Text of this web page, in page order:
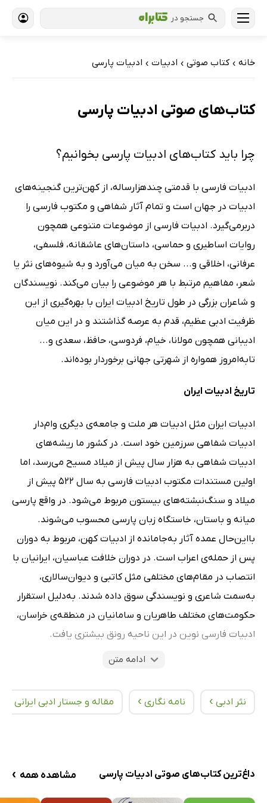
جستجو در
خانه › کتاب‌ صوتی › ادبیات › ادبیات پارسی
کتاب‌های صوتی ادبیات پارسی
چرا باید کتاب‌های ادبیات پارسی بخوانیم؟
ادبیات فارسی با قدمتی چندهزارساله، از کهن‌ترین گنجینه‌های
ادبیات در جهان است و تمام آثار شفاهی و مکتوب فارسی را
دربرمی‌گیرد. ادبیات فارسی از موضوعات متنوعی همچون
روایات اساطیری و حماسی، داستان‌های عاشقانه، فلسفی،
عرفانی، اخلاقی و... سخن به میان می‌آورد و به‌ شیوه‌های نثر یا
شعر، مفاهیم مرتبط با هر موضوعی را بیان می‌کند. نویسندگان
و شاعران بزرگی در طول تاریخ ادبیات ایران با بهره‌گیری از این
ظرفیت ادبی عظیم، قدم به عرصه گذاشتند و در این میان
ادیبانی همچون مولانا، خیام، فردوسی، حافظ، سعدی و...
تابه‌امروز همواره از شهرتی جهانی برخوردار بوده‌اند.
تاریخ ادبیات ایران
ادبیات ایران مثل ادبیات هر ملت و جامعه‌ی دیگری وام‌دار
ادبیات شفاهی سرزمین خود است. در کشور ما ریشه‌های
ادبیات شفاهی به هزار سال پیش از میلاد مسیح می‌رسد، اما
اولین مستندات مکتوب ادبیات فارسی به سال 522 پیش از
میلاد و سنگ‌نبشته‌های بیستون مربوط می‌شود. در واقع پارسی
میانه و باستان، خاستگاه زبان پارسی محسوب می‌شوند.
بااین‌حال عمده آثار به‌جامانده از ادبیات کهن، مربوط به دوران
پس از حمله‌ی اعراب است. در دوران خلافت عباسیان، ایرانیان با
انتصاب در مقام‌های مختلفی مثل کاتبی و دیوان‌سالاری،
به‌سمت شاعری و نویسندگی سوق داده شدند. به‌دلیل استقرار
حکومت‌های مختلف طاهریان و سامانیان در منطقه‌ی خراسان،
ادبیات فارسی نوین در این ناحیه رونق بیشتری یافت.
دوره‌ی سامانی، دوره‌ی کمال شعر و نثر فارسی بود و شاعران
برآوردند. در دوره‌ی غزنوی، سبک خراسانی بلوغ یافت و ابونصر
الدین محمد بلخی، به‌عنوان نمونه‌هایی بارز از آن آفریده شدند.
ادامه متن
نثر ادبی › نامه نگاری › مقاله و جستار ادبی ایرانی
داغ‌ترین کتاب‌های صوتی ادبیات پارسی مشاهده همه ›